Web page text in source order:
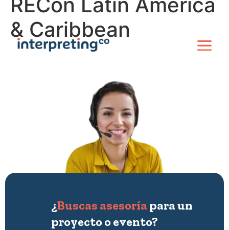
& Caribbean
¿Buscas asesoría para un
proyecto o evento?